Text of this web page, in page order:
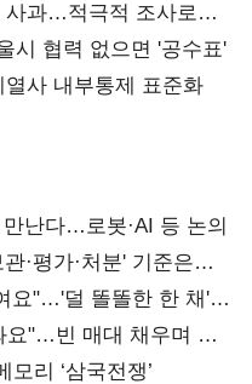
사과…적극적 조사로
시 협력 없으면 '공수표'
사 내부통제 표준화
난다…로봇·AI 등 논의
·평가·처분' 기준은
요"…'덜 똘똘한 한 채'
요"…빈 매대 채우며 문
리 ‘삼국전쟁’